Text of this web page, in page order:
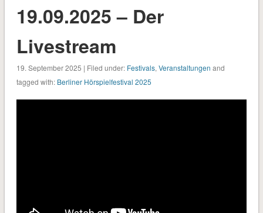
19.09.2025 – Der
Livestream
19. September 2025 | Filed under: Festivals, Veranstaltungen and
tagged with: Berliner Hörspielfestival 2025